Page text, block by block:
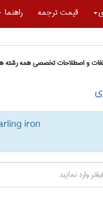
قیمت ترجمه راهنما
و اصطلاحات تخصصی همه رشته
iron